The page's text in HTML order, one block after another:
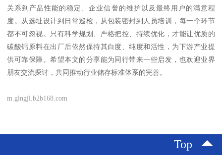
关系到产品性能的稳定、企业信誉的维护以及最终用户的满意程
度。从选址设计到日常巡检，从包装密封到人员培训，每一个环节
都不可忽视。只有科学规划、严格把控、持续优化，才能让优质的
碳酸钙原料在出厂后依然保持其白度、纯度和活性，为下游产业提
供可靠保障。希望本文的分享能为同行带来一些启发，也欢迎业界
朋友交流探讨，共同推动行业储存标准体系的完善。
m.glngjl.b2b168.com
Top